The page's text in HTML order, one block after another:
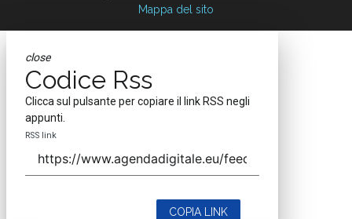
Mappa del sito
close
Codice Rss
Clicca sul pulsante per copiare il link RSS negli
appunti.
RSS link
COPIA LINK